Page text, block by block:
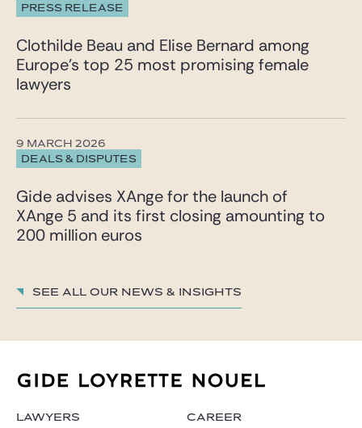
PRESS RELEASE
Clothilde Beau and Elise Bernard among
Europe’s top 25 most promising female
lawyers
DEALS & DISPUTES
9 MARCH 2026
Gide advises XAnge for the launch of
XAnge 5 and its first closing amounting to
200 million euros
See all our News & insights
LAWYERS CAREER